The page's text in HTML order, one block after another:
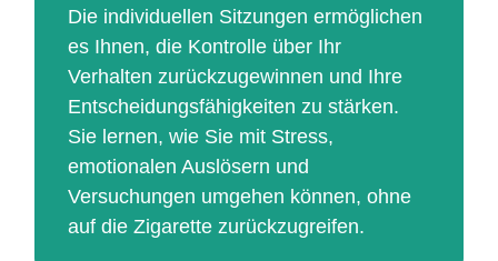
Die individuellen Sitzungen ermöglichen
es Ihnen, die Kontrolle über Ihr
Verhalten zurückzugewinnen und Ihre
Entscheidungsfähigkeiten zu stärken.
Sie lernen, wie Sie mit Stress,
emotionalen Auslösern und
Versuchungen umgehen können, ohne
auf die Zigarette zurückzugreifen.